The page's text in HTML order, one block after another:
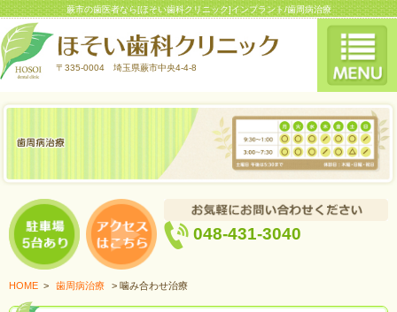
蕨市の歯医者なら[ほそい歯科クリニック]インプラント/歯周病治療
〒335-0004 埼玉県蕨市中央4-4-8
048-431-3040
HOME > 歯周病治療 > 噛み合わせ治療